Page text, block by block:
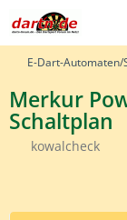
E-Dart-Automaten/
Merkur
Schaltplan
kowalcheck